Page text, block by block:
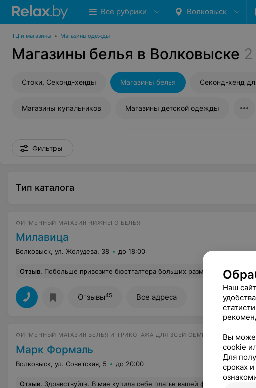
Все рубрики Волковыск
ТЦ и магазины • Магазины одежды
Магазины белья в Волковыске 2
Стоки, Секонд-хенды Магазины белья Секонд-хенд
Магазины купальников Магазины детской одежды
Фильтры
Тип каталога
ФИРМЕННЫЙ МАГАЗИН НИЖНЕГО БЕЛЬЯ
Милавица
Волковыск, ул. Жолудева, 38 до 18:00
Отзыв. Побольше привозите бюстгалтера больших размеров Еще
Отзывы45 Все адреса
ФИРМЕННЫЙ МАГАЗИН БЕЛЬЯ И ТРИКОТАЖА ДЛЯ ВСЕЙ СЕМЬИ
Марк Формэль
Волковыск, ул. Советская, 5 до 20:00
Отзыв. Здравствуйте. В мае купила себе платье вашей фирмы модель 152231 (белые цветы на черном), и очень расстроилась. Я его одела несколько раз и оно под мышками поплыло. Попробовала постирать и стало только хуже. Не знаю что теперь делать т.к. чек не сохранила, да и фасон очень нравится,редко могу найти что-то подходящее. Может у Вас есть такой же фасон, но из
Наш
Вы
cookie
Для
сроках